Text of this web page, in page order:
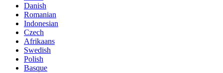
Danish
Romanian
Indonesian
Czech
Afrikaans
Swedish
Polish
Basque